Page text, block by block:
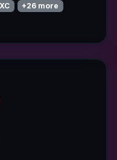
+26 more